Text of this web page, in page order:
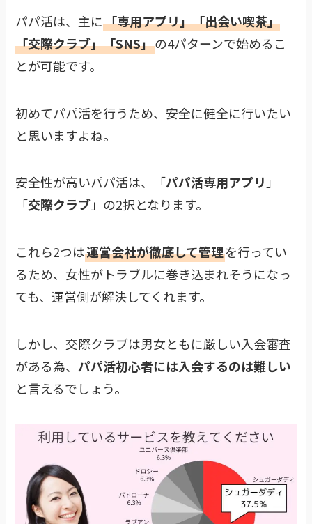
パパ活は、主に「専用アプリ」「出会い喫茶」
「交際クラブ」「SNS」の4パターンで始めるこ
とが可能です。
初めてパパ活を行うため、安全に健全に行いたい
と思いますよね。
安全性が高いパパ活は、「パパ活専用アプリ」
「交際クラブ」の2択となります。
これら2つは運営会社が徹底して管理を行ってい
るため、女性がトラブルに巻き込まれそうになっ
ても、運営側が解決してくれます。
しかし、交際クラブは男女ともに厳しい入会審査
がある為、パパ活初心者には入会するのは難しい
と言えるでしょう。